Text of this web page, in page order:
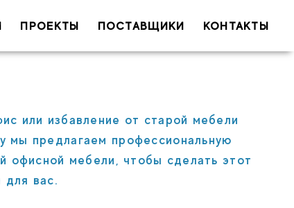
ПРОЕКТЫ ПОСТАВЩИКИ КОНТАКТЫ
или избавление от старой мебели
мы предлагаем профессиональную
офисной мебели, чтобы сделать этот
для вас.